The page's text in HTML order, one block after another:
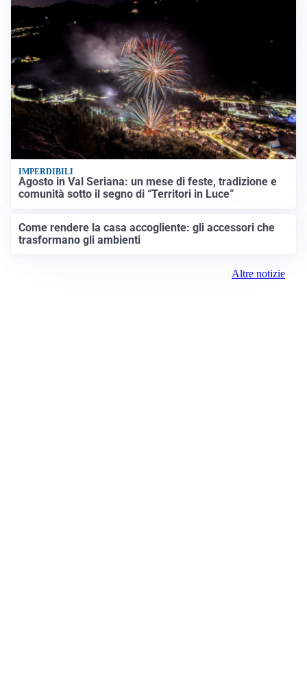
IMPERDIBILI
Agosto in Val Seriana: un mese di feste, tradizione e
comunità sotto il segno di “Territori in Luce”
Come rendere la casa accogliente: gli accessori che
trasformano gli ambienti
Altre notizie